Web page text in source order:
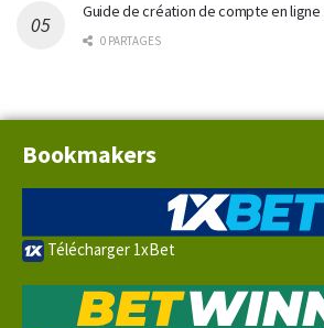
Guide de création de compte en
0 PARTAGES
Bookmakers
Télécharger 1xBet